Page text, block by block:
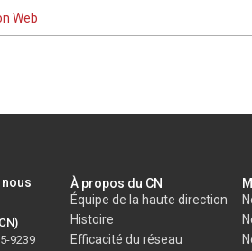
Web
9239
À propos du CN
Équipe de la haute direction
Histoire
Efficacité du réseau